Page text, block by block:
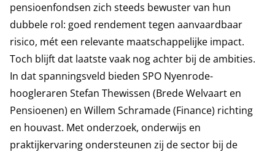
pensioenfondsen zich steeds bewuster van hun
dubbele rol: goed rendement tegen aanvaardbaar
risico, mét een relevante maatschappelijke impact.
Toch blijft dat laatste vaak nog achter bij de ambities.
In dat spanningsveld bieden SPO Nyenrode-
hoogleraren Stefan Thewissen (Brede Welvaart en
Pensioenen) en Willem Schramade (Finance) richting
en houvast. Met onderzoek, onderwijs en
praktijkervaring ondersteunen zij de sector bij de